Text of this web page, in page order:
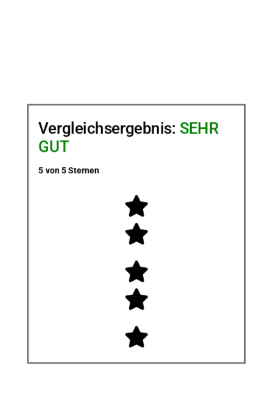
Vergleichsergebnis: SEHR
GUT
5 von 5 Sternen